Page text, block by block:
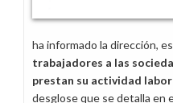
ha informado la dirección,
trabajadores a las
prestan su actividad
desglose que se detalla en